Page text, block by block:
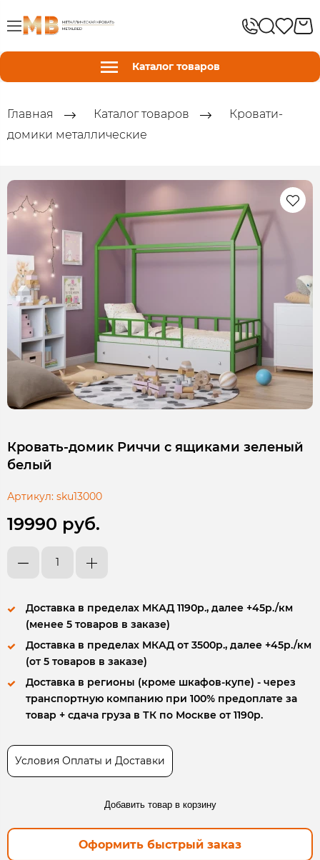
Каталог товаров
Главная Каталог товаров
Кровати-
домики металлические
Кровать-домик Риччи с ящиками зеленый
белый
Артикул: sku13000
19990 руб.
Доставка в пределах МКАД 1190р., далее +45р./км
(менее 5 товаров в заказе)
Доставка в пределах МКАД от 3500р., далее +45р./км
(от 5 товаров в заказе)
Доставка в регионы (кроме шкафов-купе) - через
транспортную компанию при 100% предоплате за
товар + сдача груза в ТК по Москве от 1190р.
Условия Оплаты и Доставки
Добавить товар в корзину
Оформить быстрый заказ